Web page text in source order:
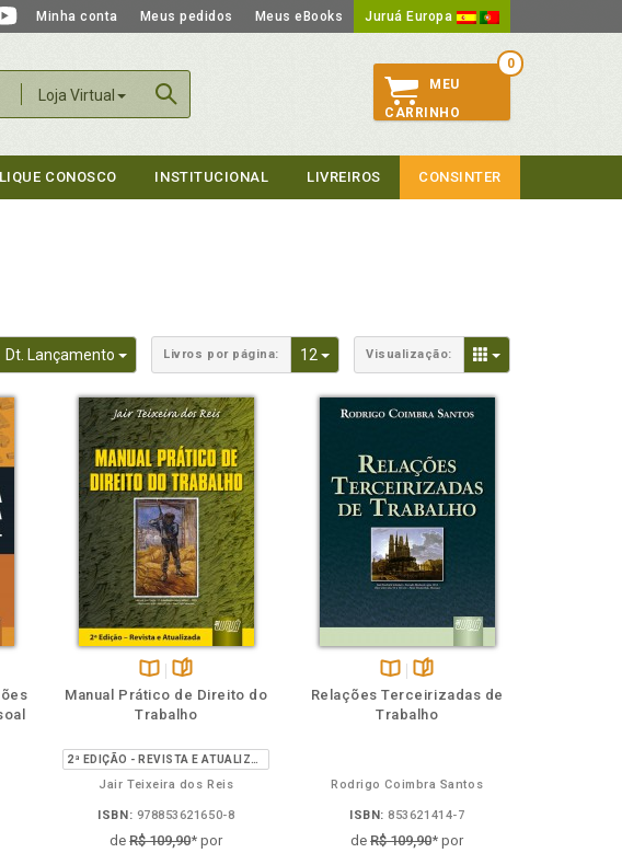
Minha conta Meus pedidos Meus eBooks Juruá Europa
Loja Virtual
0
MEU
CARRINHO
CONOSCO INSTITUCIONAL LIVREIROS CONSINTER
Dt. Lançamento Toggle Dropdown
Livros por página: 12 Toggle Dropdown
Visualização: Toggle Dropdown
Disponível
na
páginas
Manual Prático de Direito do
Trabalho
Jair Teixeira dos Reis
ISBN: 978853621650-8
deR$ 109,90* por
Disponível
na
páginas
Relações Terceirizadas de
Trabalho
Rodrigo Coimbra Santos
ISBN: 853621414-7
deR$ 109,90* por